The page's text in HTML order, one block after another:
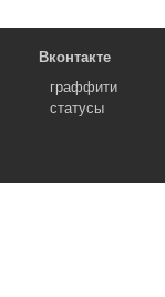
Вконтакте
граффити
статусы